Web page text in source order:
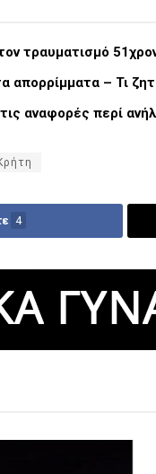
τραυματισμό
απορρίμματα – Τι
αναφορές περί
4